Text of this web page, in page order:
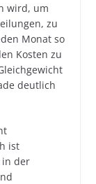
wird, um
zu
Monat so
Kosten zu
deutlich
ist
in der